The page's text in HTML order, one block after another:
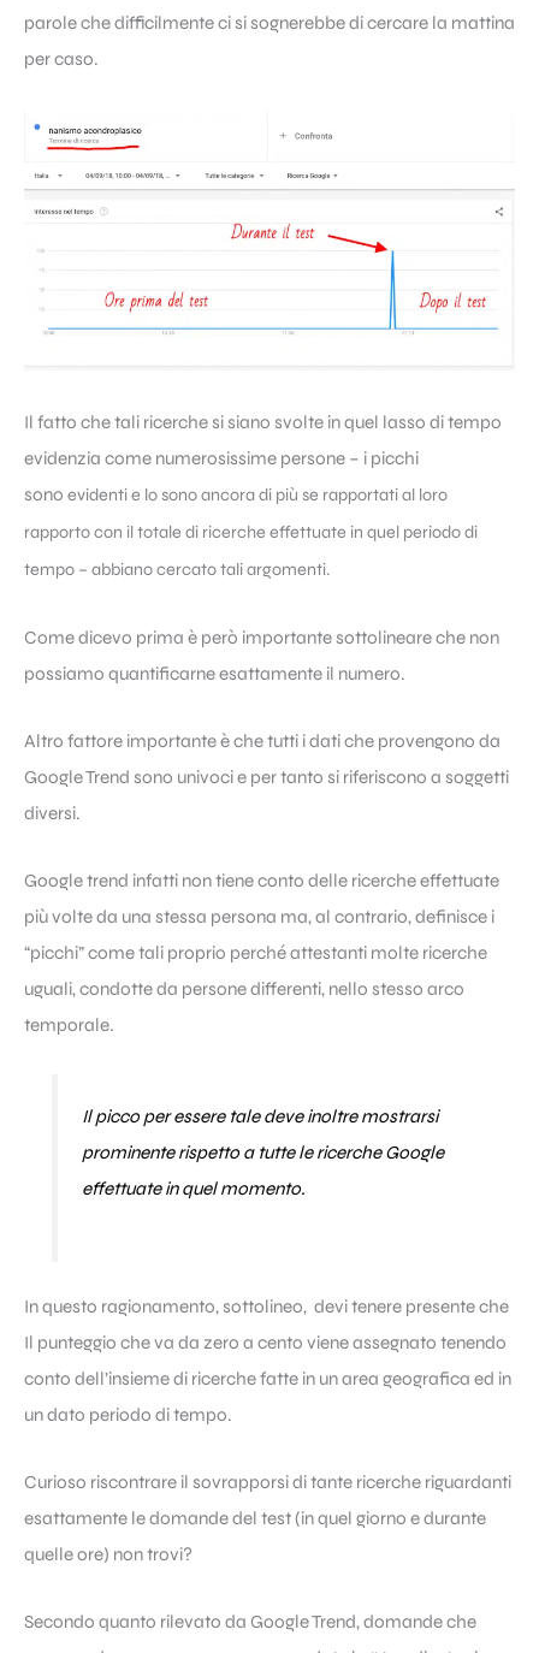
parole che difficilmente ci si sognerebbe di cercare la mattina
per caso.
Il fatto che tali ricerche si siano svolte in quel lasso di tempo
evidenzia come numerosissime persone – i picchi
sono evidenti e lo sono ancora di più se rapportati al loro
rapporto con il totale di ricerche effettuate in quel periodo di
tempo – abbiano cercato tali argomenti.
Come dicevo prima è però importante sottolineare che non
possiamo quantificarne esattamente il numero.
Altro fattore importante è che tutti i dati che provengono da
Google Trend sono univoci e per tanto si riferiscono a soggetti
diversi.
Googletrend infatti non tiene conto delle ricerche effettuate
più volte da una stessa persona ma, al contrario, definisce i
“picchi” come tali proprio perché attestanti molte ricerche
uguali, condotte da persone differenti, nello stesso arco
temporale.
Il picco per essere tale deve inoltre mostrarsi
prominente rispetto a tutte le ricercheGoogle
effettuate in quel momento.
In questo ragionamento, sottolineo, devi tenere presente che
Il punteggio che va da zero a cento viene assegnato tenendo
conto dell’insieme di ricerche fatte in un area geografica ed in
un dato periodo di tempo.
Curioso riscontrare il sovrapporsi di tante ricerche riguardanti
esattamente le domande del test (in quel giorno e durante
quelle ore) non trovi?
Secondo quanto rilevato da Google Trend, domande che